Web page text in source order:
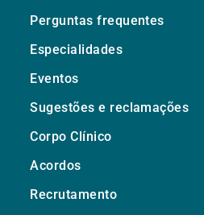
Perguntas frequentes
Especialidades
Eventos
Sugestões e reclamações
Corpo Clínico
Acordos
Recrutamento